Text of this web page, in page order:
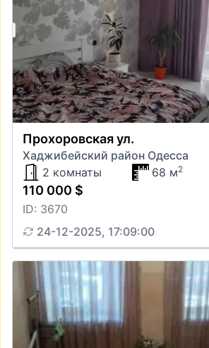
Прохоровская ул.
Хаджибейский район Одесса
2 комнаты
68 м2
110 000 $
ID: 3670
24-12-2025, 17:09:00